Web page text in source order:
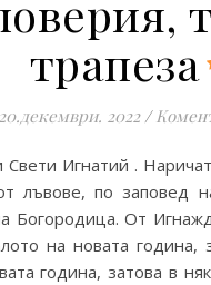
трапеза
20.декември. 2022 /
Свети Игнатий .
лъвове, по
Богородица. От
на новата
година, затова в